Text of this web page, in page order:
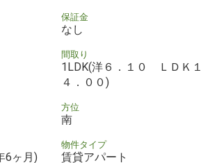
保証金
なし
間取り
1LDK(洋６．１０ ＬＤＫ１
４．００)
方位
南
6ヶ月)
物件タイプ
賃貸アパート